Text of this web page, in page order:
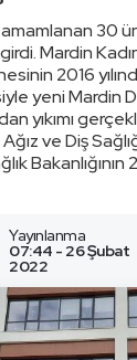
30
Mardin
2016
yeni
yıkımı
ve Diş
Bakanlığının
Yayınlanma
07:44 - 26 Şubat
2022